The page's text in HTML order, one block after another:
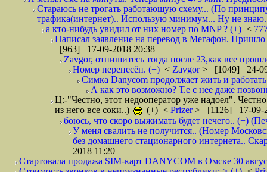
Стараюсь не трогать работающую схему... (По
трафика(интернет).. Использую минимум... Ну не
а кто-нибудь увидил от них номер по MNP ? (+) <
Написал заявление на перевод в Мегафон.
[963] 17-09-2018 20:38
Zavgor, отпишитесь тогда после 23,как все
Номер перенесён. (+) < Zavgor> [1049] 24-
Симка Danycom продолжает жить и
А как это возможно? Т.е с нее даже
Ц:-"Честно, этот недооператор уже надоел".
из него все соки..)
(+) < Prizer> [1126] 17-09-
боюсь, что скоро выжимать будет нечего.. (+)
У меня свалить не получится.. (Номер
без домашнего стационарного интернета..
2018 11:20
Стартовала продажа SIM-карт DANYCOM в Омске 30